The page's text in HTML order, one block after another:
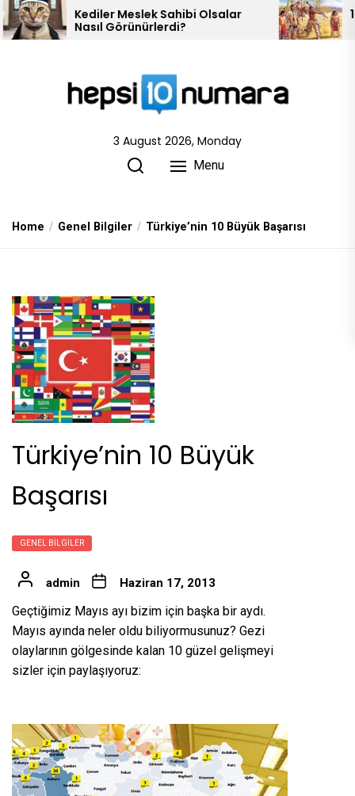
Skip
to
Meslek Sahibi Olsalar
Görünürlerdi?
10 Kızılderili
3 August 2026, Monday
Menu
Home Genel Bilgiler Türkiye’nin 10 Büyük Başarısı
Türkiye’nin 10 Büyük
Başarısı
GENEL BILGILER
admin Haziran 17, 2013
Geçtiğimiz Mayıs ayı bizim için başka bir aydı.
Mayıs ayında neler oldu biliyormusunuz? Gezi
olaylarının gölgesinde kalan 10 güzel gelişmeyi
sizler için paylaşıyoruz: